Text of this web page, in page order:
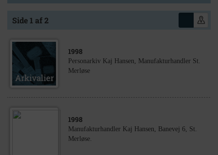
Side 1 af 2
1998
Personarkiv Kaj Hansen, Manufakturhandler St.
Merløse
1998
Manufakturhandler Kaj Hansen, Banevej 6, St.
Merløse.